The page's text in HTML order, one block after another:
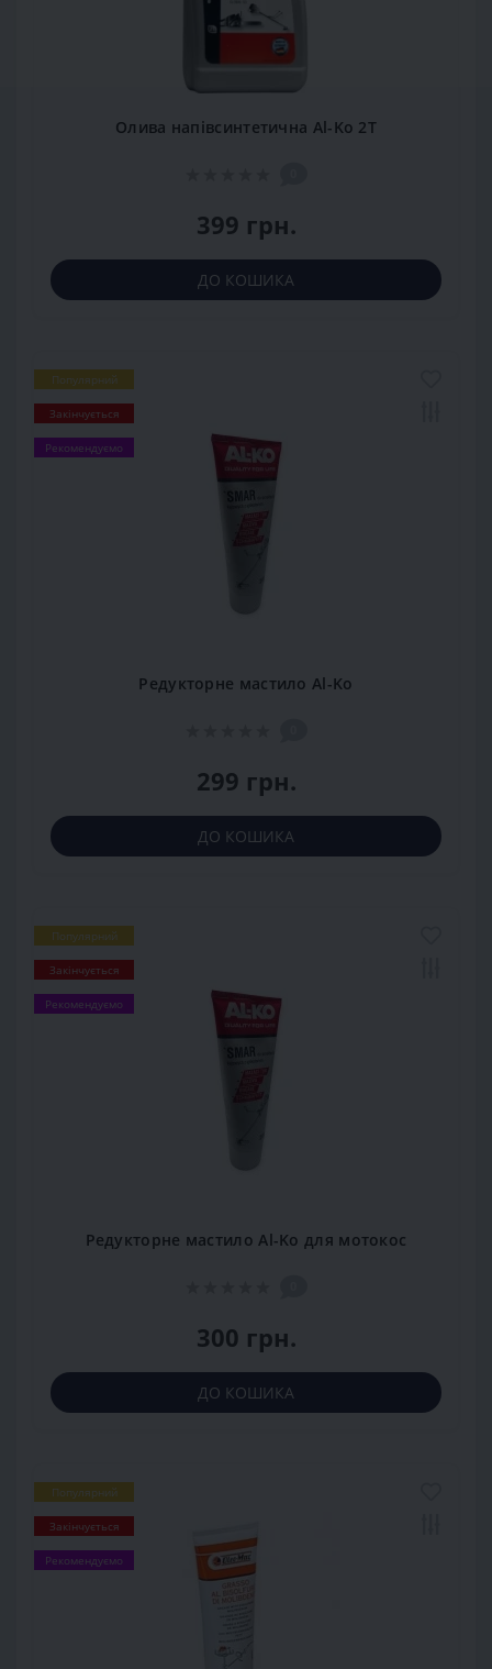
Олива напівсинтетична Al-Ko 2T
399 грн.
ДО КОШИКА
Популярний
Закінчується
Рекомендуємо
Редукторне мастило Al-Ko
299 грн.
ДО КОШИКА
Популярний
Закінчується
Рекомендуємо
Редукторне мастило Al-Ko для мотокос
300 грн.
ДО КОШИКА
Популярний
Закінчується
Рекомендуємо